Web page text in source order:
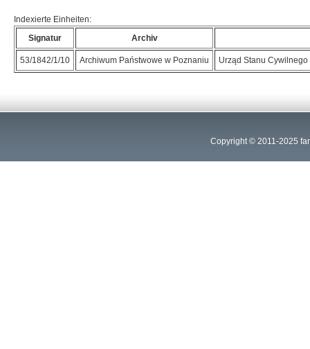
Indexierte Einheiten:
Signatur
Archiv
53/1842/1/10 Archiwum Państwowe w Poznaniu Urząd Stanu
Copyright © 2011-2025